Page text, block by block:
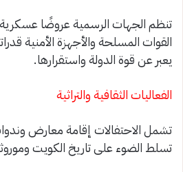
تنظم الجهات الرسمية عروضًا
القوات المسلحة والأجهزة الأمنية
يعبر عن قوة الدولة واستقرارها.
الفعاليات الثقافية والتراثية
تشمل الاحتفالات إقامة معارض
تسلط الضوء على تاريخ الكويت